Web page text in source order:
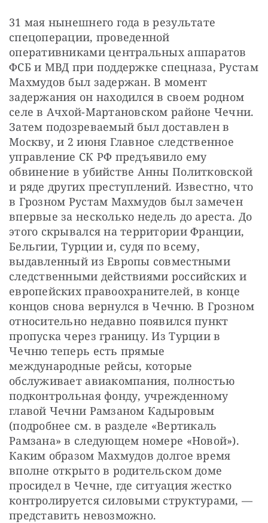
31 мая нынешнего года в результате
спецоперации, проведенной
оперативниками центральных аппаратов
ФСБ и МВД при поддержке спецназа, Рустам
Махмудов был задержан. В момент
задержания он находился в своем родном
селе в Ачхой-Мартановском районе Чечни.
Затем подозреваемый был доставлен в
Москву, и 2 июня Главное следственное
управление СК РФ предъявило ему
обвинение в убийстве Анны Политковской
и ряде других преступлений. Известно, что
в Грозном Рустам Махмудов был замечен
впервые за несколько недель до ареста. До
этого скрывался на территории Франции,
Бельгии, Турции и, судя по всему,
выдавленный из Европы совместными
следственными действиями российских и
европейских правоохранителей, в конце
концов снова вернулся в Чечню. В Грозном
относительно недавно появился пункт
пропуска через границу. Из Турции в
Чечню теперь есть прямые
международные рейсы, которые
обслуживает авиакомпания, полностью
подконтрольная фонду, учрежденному
главой Чечни Рамзаном Кадыровым
(подробнее см. в разделе «Вертикаль
Рамзана» в следующем номере «Новой»).
Каким образом Махмудов долгое время
вполне открыто в родительском доме
просидел в Чечне, где ситуация жестко
контролируется силовыми структурами, —
представить невозможно.